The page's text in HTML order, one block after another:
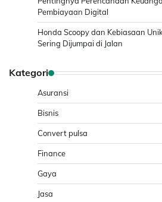
Pembiayaan Digital
Honda Scoopy dan Kebiasaan
Sering Dijumpai di Jalan
Kategori
Asuransi
Bisnis
Convert pulsa
Finance
Gaya
Jasa